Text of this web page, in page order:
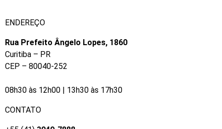
ENDEREÇO
Rua Prefeito Ângelo Lopes, 1860
Curitiba – PR
CEP – 80040-252
​08h30 às 12h00 | 13h30 às 17h30
CONTATO